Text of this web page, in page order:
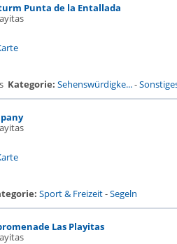
Punta de la Entallada
Kategorie: Sehenswürdigke...-
Sport & Freizeit-Segeln
Las Playitas